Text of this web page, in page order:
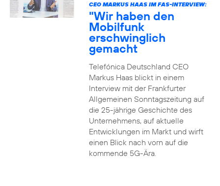
CEO MARKUS HAAS IM FAS-INTERVIEW:
"Wir haben den
Mobilfunk
erschwinglich
gemacht
Telefónica Deutschland CEO
Markus Haas blickt in einem
Interview mit der Frankfurter
Allgemeinen Sonntagszeitung auf
die 25-jährige Geschichte des
Unternehmens, auf aktuelle
Entwicklungen im Markt und wirft
einen Blick nach vorn auf die
kommende 5G-Ära.